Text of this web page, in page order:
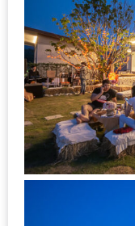
เชียงใหม่
PANDA
TIME
:
ทำไม
เรา
ไม่